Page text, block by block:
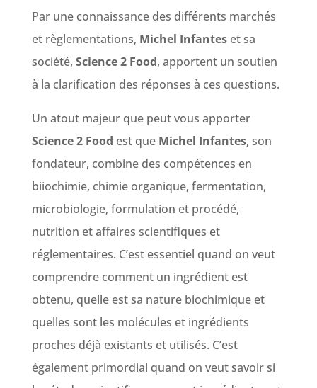
Par une connaissance des différents marchés
et règlementations, Michel Infanteset sa
société, Science 2 Food, apportent un soutien
à la clarification des réponses à ces questions.
Un atout majeur que peut vous apporter
Science 2 Food est que Michel Infantes, son
fondateur, combine des compétences en
biiochimie, chimie organique, fermentation,
microbiologie, formulation et procédé,
nutrition et affaires scientifiques et
réglementaires. C’est essentiel quand on veut
comprendre comment un ingrédient est
obtenu, quelle est sa nature biochimique et
quelles sont les molécules et ingrédients
proches déjà existants et utilisés. C’est
également primordial quand on veut savoir si